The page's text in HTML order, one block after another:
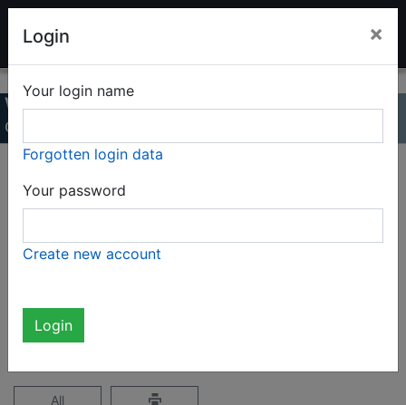
Winter Auction 2021
Online Catalog
Page 32 / 35
ONLY
All
Login ×
Your login name
Forgotten login data
Your password
Create new account
Login